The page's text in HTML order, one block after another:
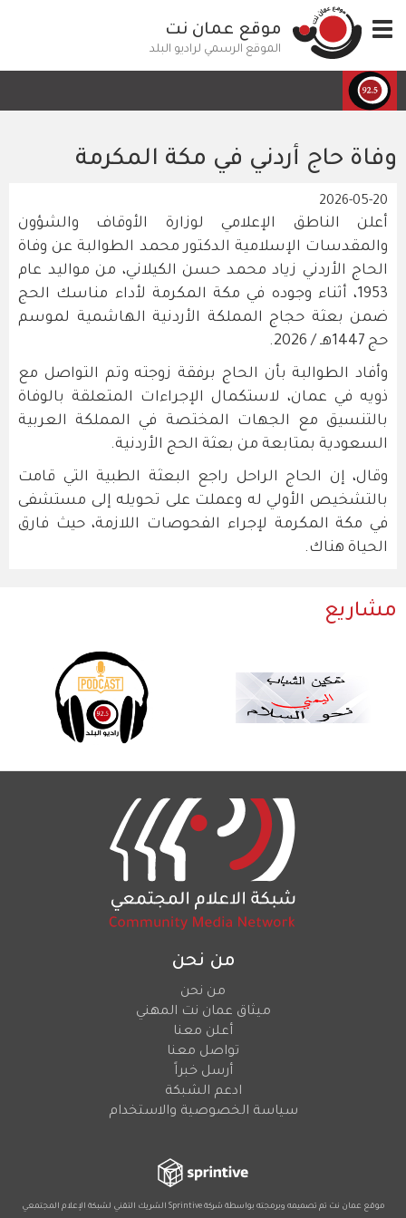
إلى
المحتوى
الرئيسي
Toggle
navigation
موقع عمان نت
الموقع الرسمي لراديو البلد
وفاة حاج أردني في مكة المكرمة
2026-05-20
أعلن الناطق الإعلامي لوزارة الأوقاف والشؤون
والمقدسات الإسلامية الدكتور محمد الطوالبة عن وفاة
الحاج الأردني زياد محمد حسن الكيلاني، من مواليد عام
1953، أثناء وجوده في مكة المكرمة لأداء مناسك الحج
ضمن بعثة حجاج المملكة الأردنية الهاشمية لموسم
حج 1447هـ / 2026.
وأفاد الطوالبة بأن الحاج برفقة زوجته وتم التواصل مع
ذويه في عمان، لاستكمال الإجراءات المتعلقة بالوفاة
بالتنسيق مع الجهات المختصة في المملكة العربية
السعودية بمتابعة من بعثة الحج الأردنية.
وقال، إن الحاج الراحل راجع البعثة الطبية التي قامت
بالتشخيص الأولي له وعملت على تحويله إلى مستشفى
في مكة المكرمة لإجراء الفحوصات اللازمة، حيث فارق
الحياة هناك.
مشاريع
من نحن
من نحن
ميثاق عمان نت المهني
أعلن معنا
تواصل معنا
أرسل خبراً
ادعم الشبكة
سياسة الخصوصية والاستخدام
موقع عمان نت تم تصميمه وبرمجته بواسطة شركةSprintive الشريك التقني لشبكة الإعلام المجتمعي